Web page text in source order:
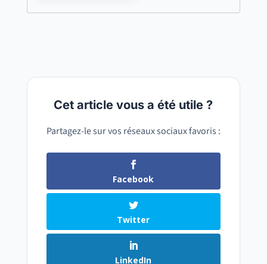
Cet article vous a été utile ?
Partagez-le sur vos réseaux sociaux favoris :
Facebook
Twitter
LinkedIn